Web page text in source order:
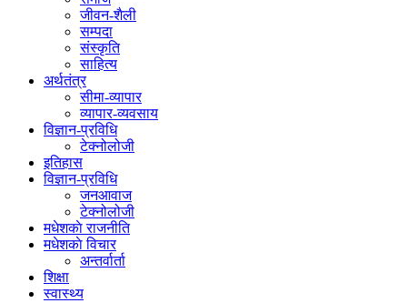
जीवन-शैली
सम्पदा
संस्कृति
साहित्य
अर्थतंत्र
सीमा-व्यापार
व्यापार-व्यवसाय
विज्ञान-प्रविधि
टेक्नोलोजी
इतिहास
विज्ञान-प्रविधि
जनआवाज
टेक्नोलोजी
मधेशकाे राजनीति
मधेशकाे विचार
अन्तर्वार्ता
शिक्षा
स्वास्थ्य